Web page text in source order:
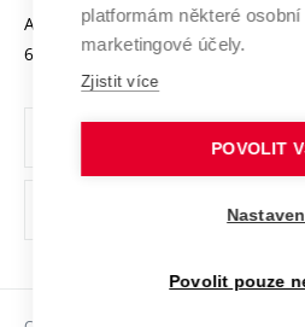
Projekty ze strukturálních fondů
Specifický výzkum
Organizační struktura
Ochrana osobních údajů
odkaz)
Antonínská 548/1
602 00 Brno
www.vut.cz
vut@vutbr.cz
platformám některé osobní
marketingové účely.
Zjistit více
POVOLIT
Povolit pouze